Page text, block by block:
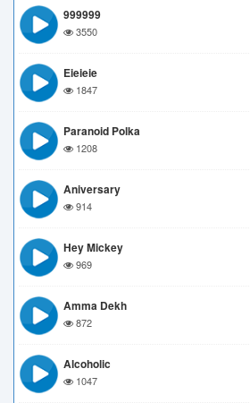
999999
3550
Eieieie
1847
Paranoid Polka
1208
Aniversary
914
Hey Mickey
969
Amma Dekh
872
Alcoholic
1047